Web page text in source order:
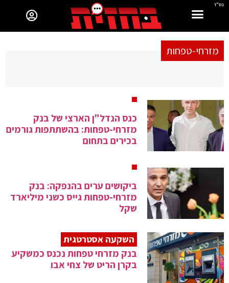
בס"ד
מזרחי-טפחות
כנס הנדל"ן הארצי של בנק
מזרחי-טפחות: בהשתתפות גורמים
בכירים בתחום
ביקושים ערים בהנפקה: בנק
מזרחי-טפחות גייס כשני מיליארד
שקל
השקעה אסטרטגית
בנק מזרחי טפחות נכנס כמשקיע
בקרן הריט של צחי אבו